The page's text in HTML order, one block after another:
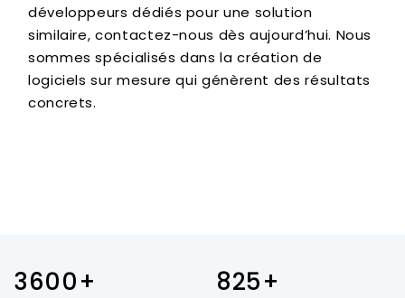
développeurs dédiés pour une solution
similaire, contactez-nous dès aujourd’hui. Nous
sommes spécialisés dans la création de
logiciels sur mesure qui génèrent des résultats
concrets.
3600+ 825+